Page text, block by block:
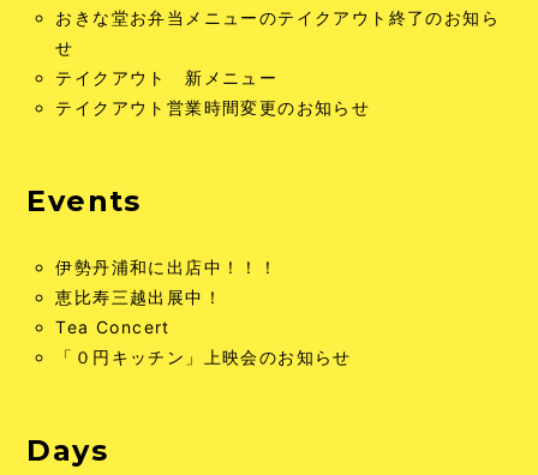
おきな堂お弁当メニューのテイクアウト終了のお知ら
せ
テイクアウト 新メニュー
テイクアウト営業時間変更のお知らせ
Events
伊勢丹浦和に出店中！！！
恵比寿三越出展中！
Tea Concert
「０円キッチン」上映会のお知らせ
Days